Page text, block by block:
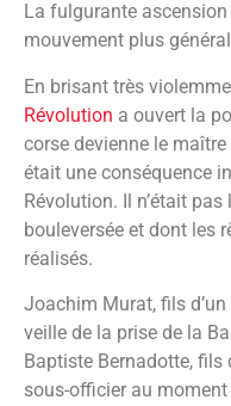
La fulgurante
mouvement plus
En brisant très
Révolution a ouvert la
corse devienne le maître
était une conséquence
Révolution. Il n’était
bouleversée et dont les
réalisés.
Joachim Murat, fils
veille de la prise de la
Baptiste Bernadotte, fils
sous-officier au